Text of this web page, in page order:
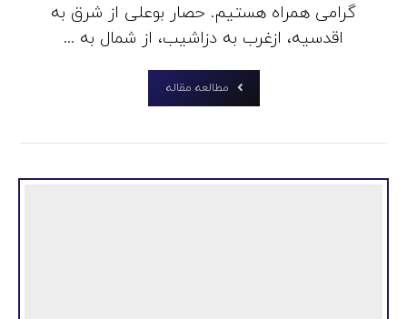
گرامی همراه هستیم. حصار بوعلی از شرق به
اقدسیه، ازغرب به دزاشیب، از شمال به ...
مطالعه مقاله